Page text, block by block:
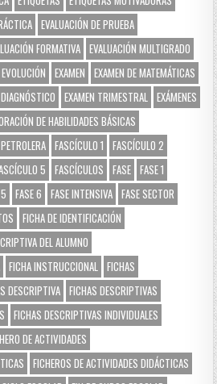
EVALUACIÓN DE PRUEBA
FORMATIVA EVALUACIÓN MULTIGRADO
EVOLUCIÓN EXAMEN
EXAMEN DE MATEMÁTICAS
EXAMEN TRIMESTRAL EXÁMENES
DE HABILIDADES BÁSICAS
FASCÍCULO 1
FASCÍCULO 2
5 FASCÍCULOS FASE FASE 1
FASE 6 FASE INTENSIVA FASE SECTOR
FICHA DE IDENTIFICACIÓN
DEL ALUMNO
FICHA INSTRUCCIONAL FICHAS
DESCRIPTIVA FICHAS DESCRIPTIVAS
FICHAS DESCRIPTIVAS INDIVIDUALES
DE ACTIVIDADES
FICHEROS DE ACTIVIDADES DIDÁCTICAS